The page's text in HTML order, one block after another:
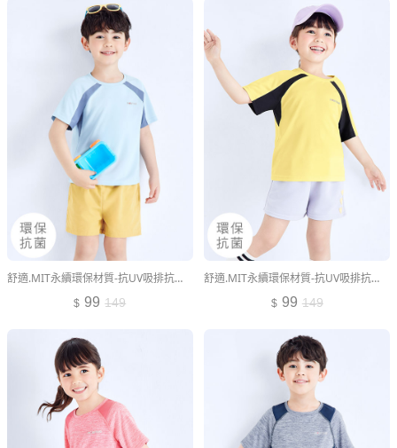
舒適.MIT永續環保材質-抗UV吸排抗菌拼色透氣網眼上衣-童裝
99 149
舒適.MIT永續環保材質-抗UV吸排抗菌拼色透氣網眼上衣-童裝
99 149